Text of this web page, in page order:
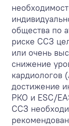
общества по
риске ССЗ
или очень
снижение
кардиологов
достижение
РКО и ESC/
ССЗ